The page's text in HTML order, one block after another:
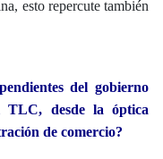
esto repercute también
del gobierno
TLC, desde la óptica
de comercio?